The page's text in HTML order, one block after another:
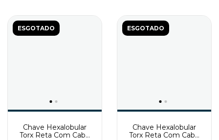
ESGOTADO
Chave Hexalobular
Torx Reta Com Cabo
ESGOTADO
Chave Hexalobular
Torx Reta Com Cabo